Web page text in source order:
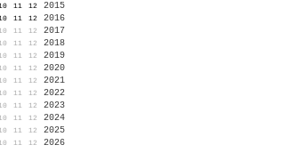
11 12 2015
11 12 2016
10 11 12 2017
10 11 12 2018
10 11 12 2019
10 11 12 2020
10 11 12 2021
10 11 12 2022
10 11 12 2023
10 11 12 2024
10 11 12 2025
10 11 12 2026